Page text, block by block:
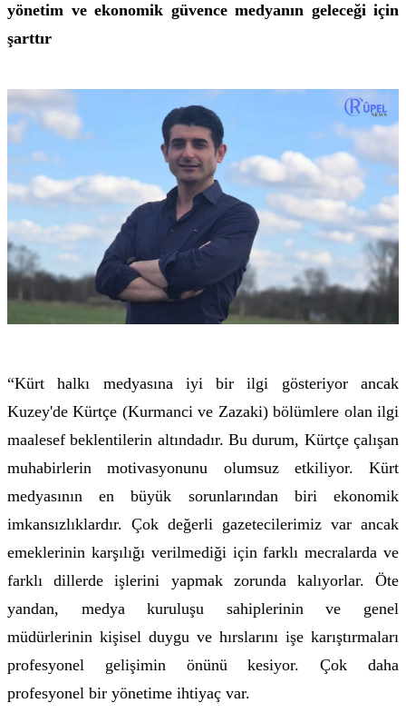
yönetim ve ekonomik güvence medyanın geleceği için
şarttır
“Kürt halkı medyasına iyi bir ilgi gösteriyor ancak
Kuzey'de Kürtçe (Kurmanci ve Zazaki) bölümlere olan ilgi
maalesef beklentilerin altındadır. Bu durum, Kürtçe çalışan
muhabirlerin motivasyonunu olumsuz etkiliyor. Kürt
medyasının en büyük sorunlarından biri ekonomik
imkansızlıklardır. Çok değerli gazetecilerimiz var ancak
emeklerinin karşılığı verilmediği için farklı mecralarda ve
farklı dillerde işlerini yapmak zorunda kalıyorlar. Öte
yandan, medya kuruluşu sahiplerinin ve genel
müdürlerinin kişisel duygu ve hırslarını işe karıştırmaları
profesyonel gelişimin önünü kesiyor. Çok daha
profesyonel bir yönetime ihtiyaç var.